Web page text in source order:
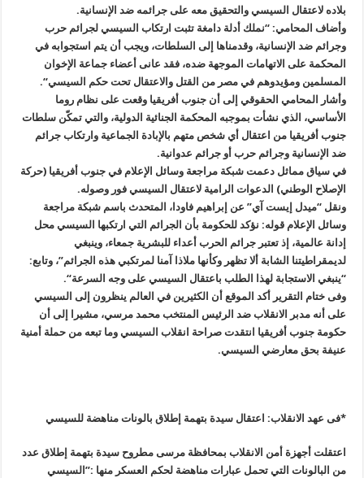
بلاده لاعتقال السيسي والتحقيق معه على جرائمه ضد الإنسانية.
وأضاف المحامي: “نملك أدلة دامغة تثبت ارتكاب السيسي لجرائم حرب
وجرائم ضد الإنسانية، وقدمناها إلى السلطات، ويجب أن يتم استجوابه في
المحكمة على الاتهامات الموجهة ضده، فقد عانى أعضاء جماعة الإخوان
المسلمين ومؤيدوهم في مصر من القتل والاعتقال تحت حكم السيسي“.
وأشار المحامي الحقوقي إلى أن جنوب أفريقيا وقعت على نظام روما
الأساسي، الذي نشأت بموجبه المحكمة الجنائية الدولية، والتي تمكّن سلطات
جنوب أفريقيا من اعتقال أي شخص متهم بالإبادة الجماعية وارتكاب جرائم
ضد الإنسانية وجرائم حرب أو جرائم عدوانية.
في سياق مماثل دعمت شبكة مراجعة وسائل الإعلام في جنوب أفريقيا (حركة
الإصلاح الوطني) الدعوات الرامية لاعتقال السيسي فور وصوله.
ونقل “ميدل إيست آي” عن إبراهيم فاودا، المتحدث باسم شبكة مراجعة
وسائل الإعلام قوله: نؤكد للحكومة بأن الجرائم التي ارتكبها السيسي محل
إدانة عالمية، إذ تعتبر جرائم الحرب أعداء للبشرية جمعاء، وينبغي
لديمقراطيتنا الشابة ألا تظهر وكأنها ملاذا آمنا لمرتكبي هذه الجرائم”، وتابع:
“ينبغي الاستجابة لهذا الطلب باعتقال السيسي على وجه السرعة“.
وفى ختام التقرير أكد الموقع أن الكثيرين في العالم ينظرون إلى السيسي
على أنه مدبر الانقلاب ضد الرئيس المنتخب محمد مرسي، مشيرا إلى أن
حكومة جنوب أفريقيا انتقدت صراحة انقلاب السيسي وما تبعه من حملة أمنية
عنيفة بحق معارضي السيسي.
*فى عهد الانقلاب: اعتقال سيدة بتهمة إطلاق بالونات مناهضة للسيسي
اعتقلت أجهزة أمن الانقلاب بمحافظة مرسى مطروح سيدة بتهمة إطلاق عدد
من البالونات التي تحمل عبارات مناهضة لحكم العسكر منها :”السيسي